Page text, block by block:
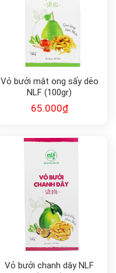
Vỏ bưởi mật ong sấy dẻo
NLF (100gr)
65.000₫
Vỏ bưởi chanh dây NLF